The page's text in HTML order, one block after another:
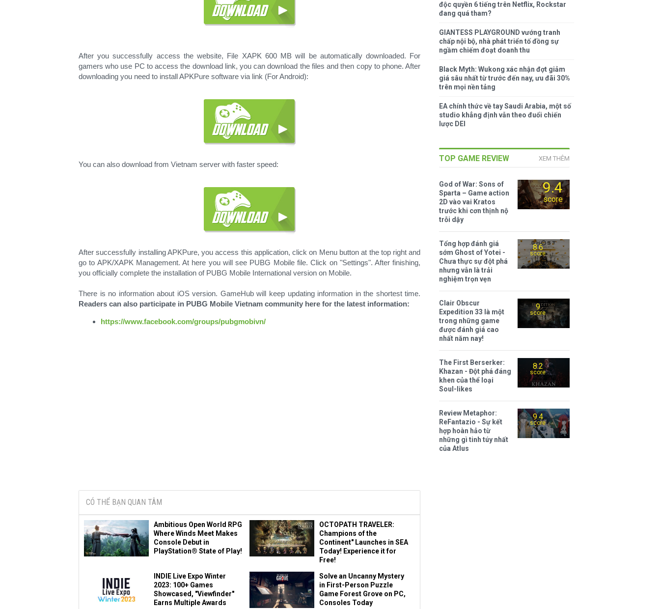
After you successfully access the website, File XAPK 600 MB will be automatically downloaded. For
gamers who use PC to access the download link, you can download the files and then copy to phone. After
downloading you need to install APKPure software via link (For Android):
You can also download from Vietnam server with faster speed:
After successfully installing APKPure, you access this application, click on Menu button at the top right and
go to APK/XAPK Management. At here you will see PUBG Mobile file. Click on "Settings". After finishing,
you officially complete the installation of PUBG Mobile International version on Mobile.
There is no information about iOS version. GameHub will keep updating information in the shortest time.
Readers can also participate in PUBG Mobile Vietnam community here for the latest information:
https://www.facebook.com/groups/pubgmobivn/
CÓ THỂ BẠN QUAN TÂM
Ambitious Open World RPG
Where Winds Meet Makes
Console Debut in
PlayStation® State of Play!
OCTOPATH TRAVELER:
Champions of the
Continent" Launches in SEA
Today! Experience it for
Free!
INDIE Live Expo Winter
2023: 100+ Games
Showcased, "Viewfinder"
Earns Multiple Awards
Solve an Uncanny Mystery
in First-Person Puzzle
Game Forest Grove on PC,
Consoles Today
độc quyền 6 tiếng trên Netflix, Rockstar
đang quá tham?
GIANTESS PLAYGROUND vướng tranh
chấp nội bộ, nhà phát triển tố đồng sự
ngầm chiếm đoạt doanh thu
Black Myth: Wukong xác nhận đợt giảm
giá sâu nhất từ trước đến nay, ưu đãi 30%
trên mọi nền tảng
EA chính thức về tay Saudi Arabia, một số
studio khẳng định vẫn theo đuổi chiến
lược DEI
TOP GAME REVIEW XEM THÊM
9.4
score
God of War: Sons of
Sparta – Game action
2D vào vai Kratos
trước khi cơn thịnh nộ
trỗi dậy
8.6
score
Tổng hợp đánh giá
sớm Ghost of Yotei -
Chưa thực sự đột phá
nhưng vẫn là trải
nghiệm trọn vẹn
9
score
Clair Obscur
Expedition 33 là một
trong những game
được đánh giá cao
nhất năm nay!
8.2
score
The First Berserker:
Khazan - Đột phá đáng
khen của thể loại
Soul-likes
9.4
score
Review Metaphor:
ReFantazio - Sự kết
hợp hoàn hảo từ
những gì tinh túy nhất
của Atlus